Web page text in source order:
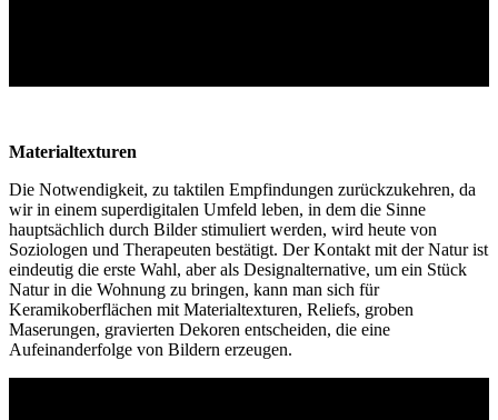
Materialtexturen
Die Notwendigkeit, zu taktilen Empfindungen zurückzukehren, da
wir in einem superdigitalen Umfeld leben, in dem die Sinne
hauptsächlich durch Bilder stimuliert werden, wird heute von
Soziologen und Therapeuten bestätigt. Der Kontakt mit der Natur ist
eindeutig die erste Wahl, aber als Designalternative, um ein Stück
Natur in die Wohnung zu bringen, kann man sich für
Keramikoberflächen mit Materialtexturen, Reliefs, groben
Maserungen, gravierten Dekoren entscheiden, die eine
Aufeinanderfolge von Bildern erzeugen.